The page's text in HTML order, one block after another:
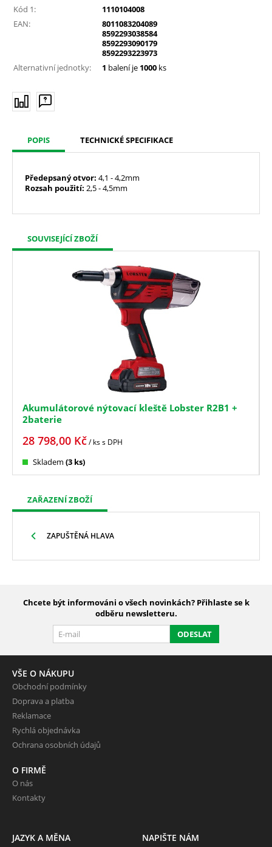
Kód 1:
1110104008
EAN:
8011083204089
8592293038584
8592293090179
8592293223973
Alternativní jednotky:
1 balení je 1000 ks
POPIS TECHNICKÉ SPECIFIKACE
Předepsanýotvor: 4,1 - 4,2mm
Rozsah použití: 2,5 - 4,5mm
SOUVISEJÍCÍ ZBOŽÍ
Akumulátorové nýtovací kleště Lobster R2B1 +
2baterie
28 798,00 Kč/ kss DPH
Skladem (3 ks)
ZAŘAZENÍ ZBOŽÍ
ZAPUŠTĚNÁ HLAVA
Chcete být informováni o všech novinkách? Přihlaste se k
odběru newsletteru.
ODESLAT
VŠE O NÁKUPU
Obchodní podmínky
Doprava a platba
Reklamace
Rychlá objednávka
Ochrana osobních údajů
O FIRMĚ
O nás
Kontakty
JAZYK A MĚNA NAPIŠTE NÁM